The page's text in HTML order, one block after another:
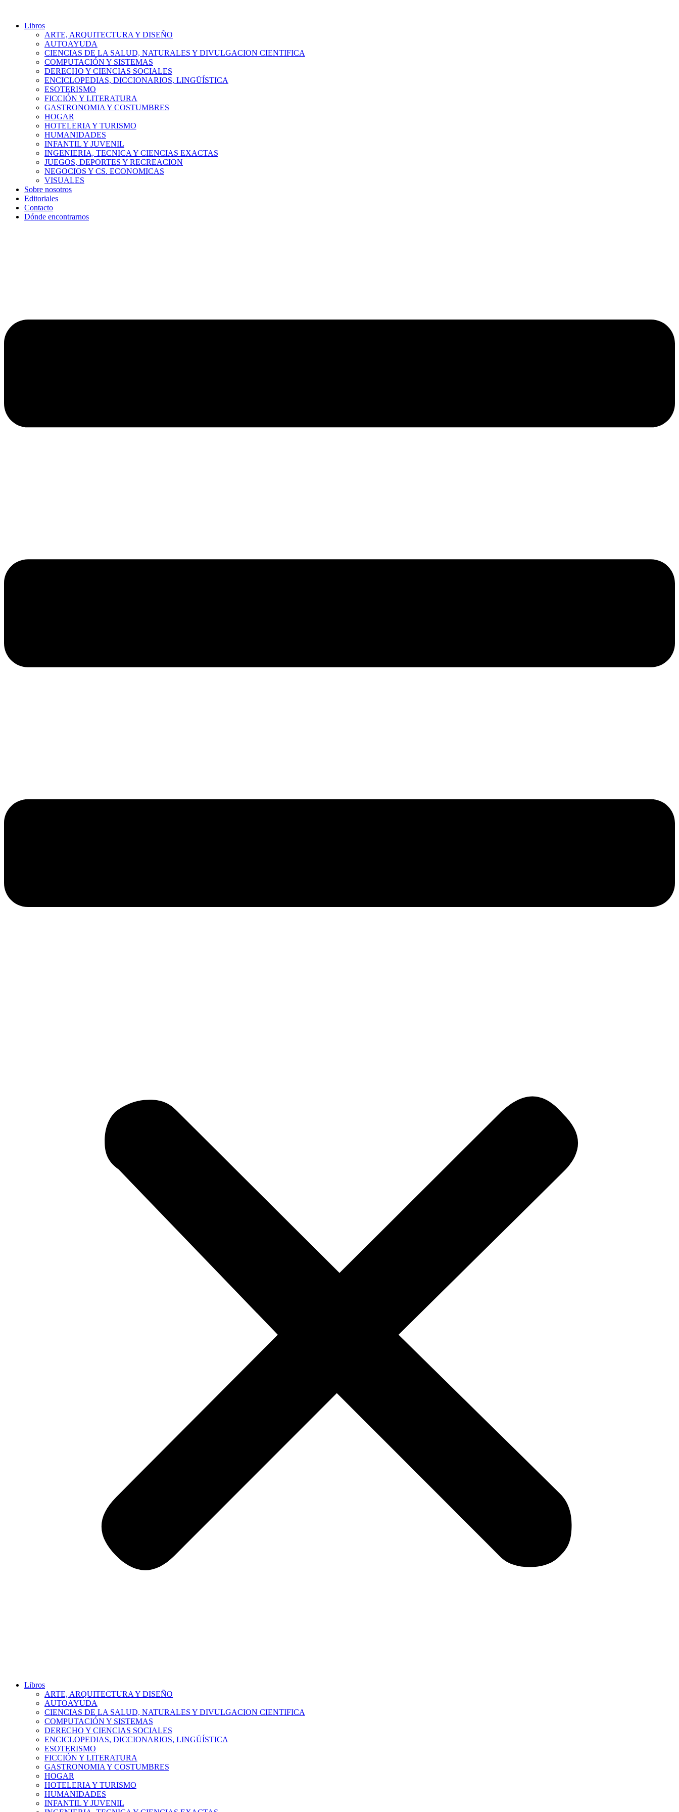
Libros
ARTE, ARQUITECTURA Y DISEÑO
AUTOAYUDA
CIENCIAS DE LA SALUD, NATURALES Y DIVULGACION CIENTIFICA
COMPUTACIÓN Y SISTEMAS
DERECHO Y CIENCIAS SOCIALES
ENCICLOPEDIAS, DICCIONARIOS, LINGÜÍSTICA
ESOTERISMO
FICCIÓN Y LITERATURA
GASTRONOMIA Y COSTUMBRES
HOGAR
HOTELERIA Y TURISMO
HUMANIDADES
INFANTIL Y JUVENIL
INGENIERIA, TECNICA Y CIENCIAS EXACTAS
JUEGOS, DEPORTES Y RECREACION
NEGOCIOS Y CS. ECONOMICAS
VISUALES
Sobre nosotros
Editoriales
Contacto
Dónde encontrarnos
Libros
ARTE, ARQUITECTURA Y DISEÑO
AUTOAYUDA
CIENCIAS DE LA SALUD, NATURALES Y DIVULGACION CIENTIFICA
COMPUTACIÓN Y SISTEMAS
DERECHO Y CIENCIAS SOCIALES
ENCICLOPEDIAS, DICCIONARIOS, LINGÜÍSTICA
ESOTERISMO
FICCIÓN Y LITERATURA
GASTRONOMIA Y COSTUMBRES
HOGAR
HOTELERIA Y TURISMO
HUMANIDADES
INFANTIL Y JUVENIL